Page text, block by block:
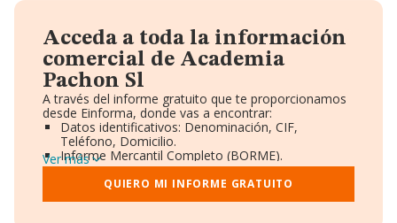
Acceda a toda la información
comercial de Academia
Pachon Sl
A través del informe gratuito que te proporcionamos
desde Einforma, donde vas a encontrar:
Datos identificativos: Denominación, CIF,
Teléfono, Domicilio.
Informe Mercantil Completo (BORME).
Gráficos de Evolución Ventas y Empleados.
Consejo de Administración y Administradores.
Directivos y Ejecutivos.
Ver más
QUIERO MI INFORME GRATUITO